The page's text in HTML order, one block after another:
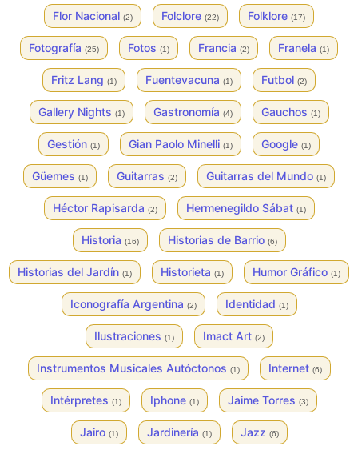
Flor Nacional (2) Folclore (22) Folklore (17)
Fotografía (25) Fotos (1) Francia (2) Franela (1)
Fritz Lang (1) Fuentevacuna (1) Futbol (2)
Gallery Nights (1) Gastronomía (4) Gauchos (1)
Gestión (1) Gian Paolo Minelli (1) Google (1)
Güemes (1) Guitarras (2) Guitarras del Mundo (1)
Héctor Rapisarda (2) Hermenegildo Sábat (1)
Historia (16) Historias de Barrio (6)
Historias del Jardín (1) Historieta (1) Humor Gráfico (1)
Iconografía Argentina (2) Identidad (1)
Ilustraciones (1) Imact Art (2)
Instrumentos Musicales Autóctonos (1) Internet (6)
Intérpretes (1) Iphone (1) Jaime Torres (3)
Jairo (1) Jardinería (1) Jazz (6)